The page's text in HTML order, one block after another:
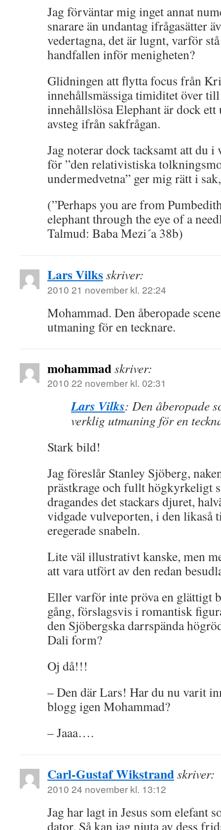
Jag förväntar mig inget annat
snarare än undantag ifrågasätter
vedertagna, det är lugnt, varför
handfallen inför menigheten?
Glidningen att flytta focus från
innehållsmässiga timiditet över
innehållslösa Elephant är dock
avsteg ifrån sakfrågan.
Jag noterar dock tacksamt att du
för ”den relativistiska
undermedvetna” ger mig rätt i
(”Perhaps you are from
elephant through the eye of a
Talmud: Baba Mezi´a 38b)
Lars Vilksskriver:
2010 21 november kl. 22:24
Mohammad. Den åberopade
utmaning för en tecknare.
mohammadskriver:
2010 22 november kl. 02:31
Lars Vilks: Den åberopade
verklig utmaning för en
Stark bild!
Jag föreslår Stanley Sjöberg,
prästkrage och fullt högkyrkeligt
dragandes det stackars djuret,
vidgade vulveporten, i den likaså
eregerade snabeln.
Lite väl illustrativt kanske, men
att vara utfört av den redan
Eller varför inte pröva en glättigt
gång, förslagsvis i romantisk
den Sjöbergska darrspända
Dali form?
Oj då!!!
– Den där Lars! Har du nu varit
blogg igen Mohammad?
– Jaaa….
Carl-Gustaf Wikstrandskriver:
2010 24 november kl. 13:12
Jag har lagt in Jesus som elefant
dator. Så kan jag njuta av dess